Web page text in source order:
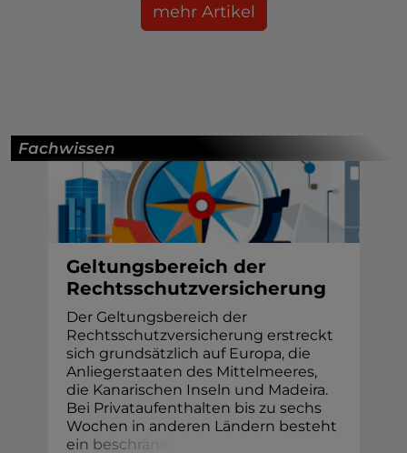
mehr Artikel
Fachwissen
Geltungsbereich der
Rechtsschutzversicherung
Der Geltungsbereich der
Rechtsschutzversicherung erstreckt
sich grundsätzlich auf Europa, die
Anliegerstaaten des Mittelmeeres,
die Kanarischen Inseln und Madeira.
Bei Privataufenthalten bis zu sechs
Wochen in anderen Ländern besteht
ein besch rä